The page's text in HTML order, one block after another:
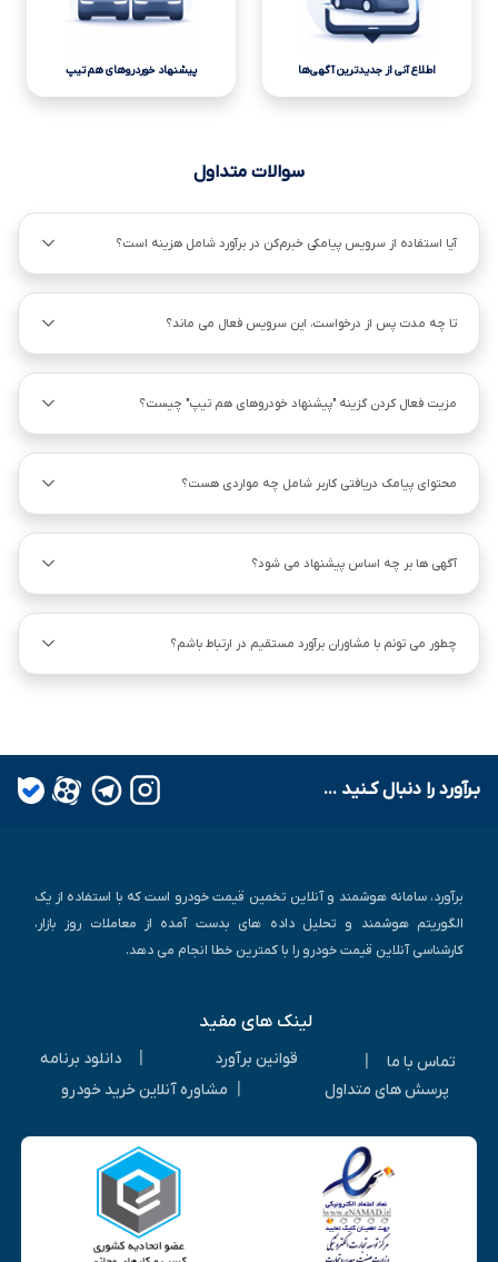
اطلاع آنی از جدیدترین آگهی‌ها پیشنهاد خوردروهای هم تیپ
سوالات متداول
آیا استفاده از سرویس پیامکی خبرم‌کن در برآورد شامل هزینه است؟
تا چه مدت پس از درخواست، این سرویس فعال می ماند؟
مزیت فعال کردن گزینه "پیشنهاد خودروهای هم ‌تیپ" چیست؟
محتوای پیامک دریافتی کاربر شامل چه مواردی هست؟
آگهی ها بر چه اساس پیشنهاد می شود؟
چطور می تونم با مشاوران برآورد مستقیم در ارتباط باشم؟
بـرآورد را دنبال کـنید ...
برآورد، سامانه هوشمند و آنلاین تخمین قیمت خودرو است که با استفاده از یک
الگوریتم هوشمند و تحلیل داده های بدست آمده از معاملات روز بازار،
کارشناسی آنلاین قیمت خودرو را با کمترین خطا انجام می دهد.
لینک های مفید
تماس با ما قوانین برآورد
دانلود برنامه
پرسش های متداول
مشاوره آنلاین خرید خودرو